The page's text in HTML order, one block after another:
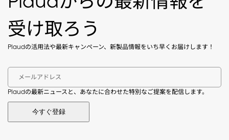
受け取ろう
Plaudの活用法や最新キャンペーン、新製品情報をいち早くお届けします！
メールアドレス
今すぐ登録
Plaudの最新ニュースと、あなたに合わせた特別なご提案を配信します。